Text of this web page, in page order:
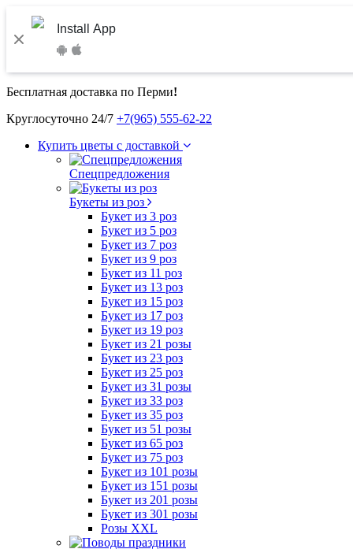
Install App
Бесплатная доставка по Перми!
Круглосуточно 24/7 +7(965) 555-62-22
Купить цветы с доставкой
Спецпредложения
Букеты из роз
Букет из 3 роз
Букет из 5 роз
Букет из 7 роз
Букет из 9 роз
Букет из 11 роз
Букет из 13 роз
Букет из 15 роз
Букет из 17 роз
Букет из 19 роз
Букет из 21 розы
Букет из 23 роз
Букет из 25 роз
Букет из 31 розы
Букет из 33 роз
Букет из 35 роз
Букет из 51 розы
Букет из 65 роз
Букет из 75 роз
Букет из 101 розы
Букет из 151 розы
Букет из 201 розы
Букет из 301 розы
Розы XXL